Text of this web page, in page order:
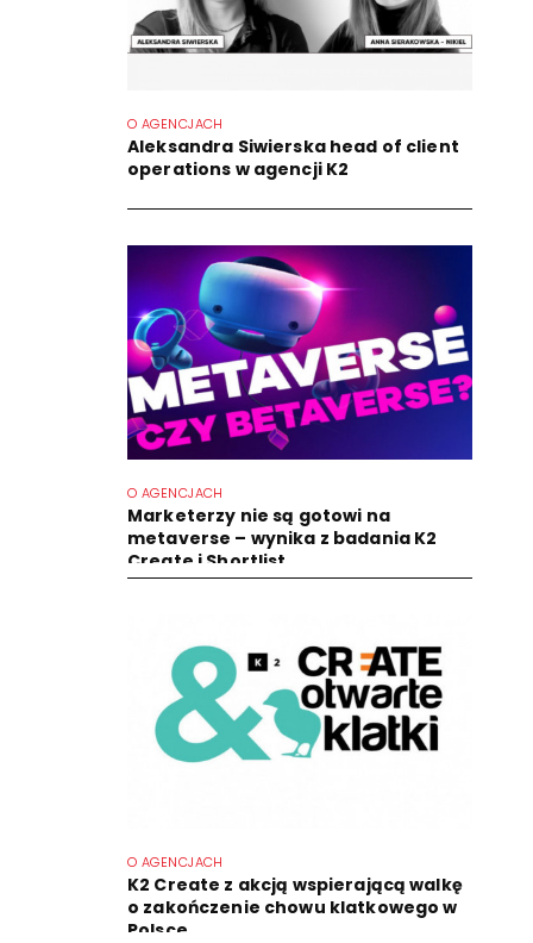
O AGENCJACH
Aleksandra Siwierska head of client
operations w agencji K2
O AGENCJACH
Marketerzy nie są gotowi na
metaverse – wynika z badania K2
Create i Shortlist...
O AGENCJACH
K2 Create z akcją wspierającą walkę
o zakończenie chowu klatkowego w
Polsce